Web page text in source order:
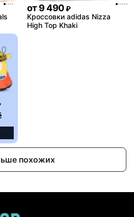
от9 490 ₽
Кроссовки adidas Nizza
High Top Khaki
похожих